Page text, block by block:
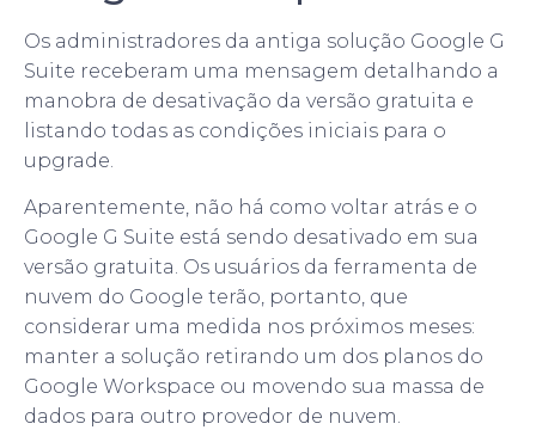
Os administradores da antiga solução Google G
Suite receberam uma mensagem detalhando a
manobra de desativação da versão gratuita e
listando todas as condições iniciais para o
upgrade.
Aparentemente, não há como voltar atrás e o
Google G Suite está sendo desativado em sua
versão gratuita. Os usuários da ferramenta de
nuvem do Google terão, portanto, que
considerar uma medida nos próximos meses:
manter a solução retirando um dos planos do
Google Workspace ou movendo sua massa de
dados para outro provedor de nuvem.